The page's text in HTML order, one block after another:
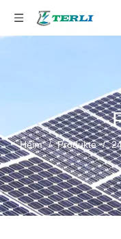
Heim / Produkte /